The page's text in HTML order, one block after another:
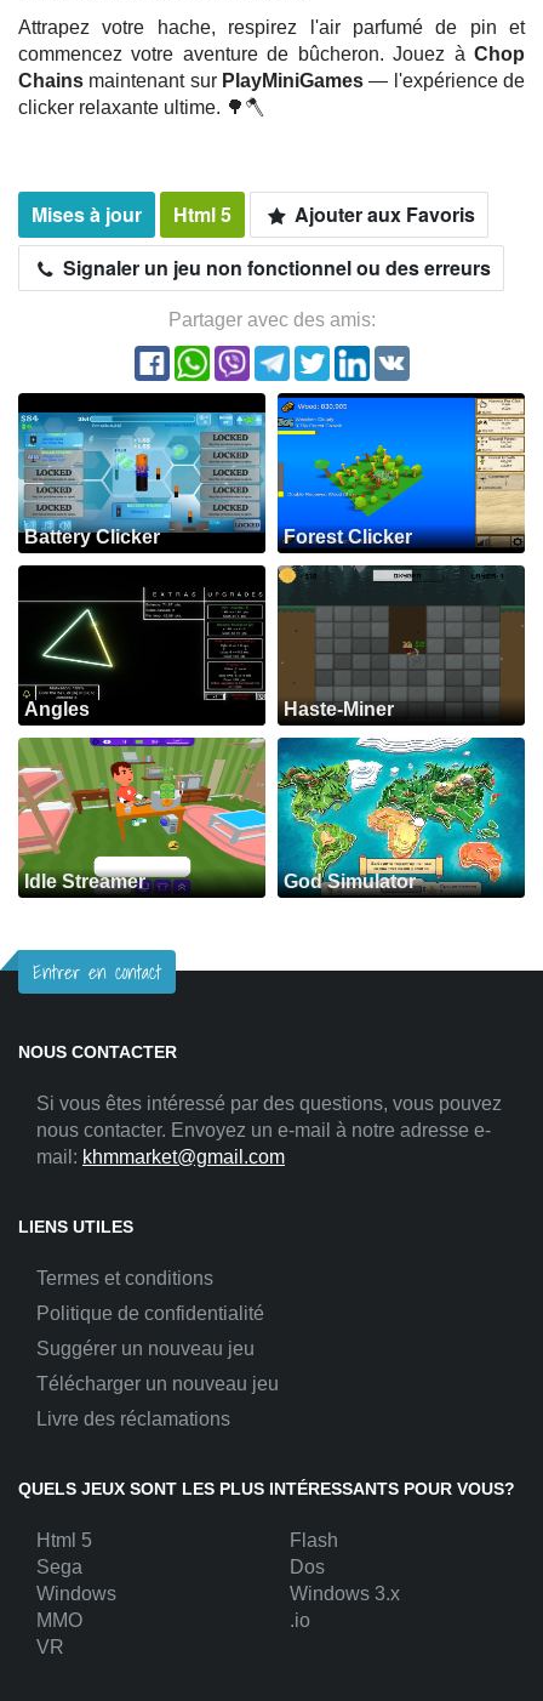
Attrapez votre hache, respirez l'air parfumé de pin et
commencez votre aventure de bûcheron. Jouez à Chop
Chains maintenant sur PlayMiniGames — l'expérience de
clicker relaxante ultime. 🌳🪓
Mises à jour Html 5
Ajouter aux Favoris
Signaler un jeu non fonctionnel ou des erreurs
Partager avec des amis:
Battery Clicker Forest Clicker
Angles Haste-Miner
Idle Streamer God Simulator
Entrer en contact
NOUS CONTACTER
Si vous êtes intéressé par des questions, vous pouvez
nous contacter. Envoyez un e-mail à notre adresse e-
mail: khmmarket@gmail.com
LIENS UTILES
Termes et conditions
Politique de confidentialité
Suggérer un nouveau jeu
Télécharger un nouveau jeu
Livre des réclamations
QUELS JEUX SONT LES PLUS INTÉRESSANTS POUR VOUS?
Html 5
Flash
Sega
Dos
Windows
Windows 3.x
MMO
.io
VR